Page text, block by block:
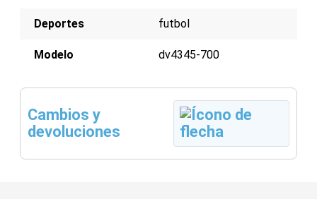
Deportes futbol
Modelo dv4345-700
Cambios y
devoluciones